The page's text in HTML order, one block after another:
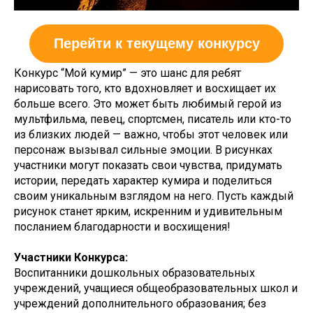
Конкурс “Мой кумир” — это шанс для ребят
нарисовать того, кто вдохновляет и восхищает их
больше всего. Это может быть любимый герой из
мультфильма, певец, спортсмен, писатель или кто-то
из близких людей — важно, чтобы этот человек или
персонаж вызывал сильные эмоции. В рисунках
участники могут показать свои чувства, придумать
истории, передать характер кумира и поделиться
своим уникальным взглядом на него. Пусть каждый
рисунок станет ярким, искренним и удивительным
посланием благодарности и восхищения!
Участники Конкурса:
Воспитанники дошкольных образовательных
учреждений, учащиеся общеобразовательных школ и
учреждений дополнительного образования; без